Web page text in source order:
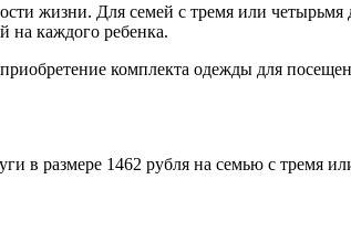
жизни. Для семей с тремя или четырьмя
на каждого ребенка.
комплекта одежды для
в размере 1462 рубля на семью с тремя